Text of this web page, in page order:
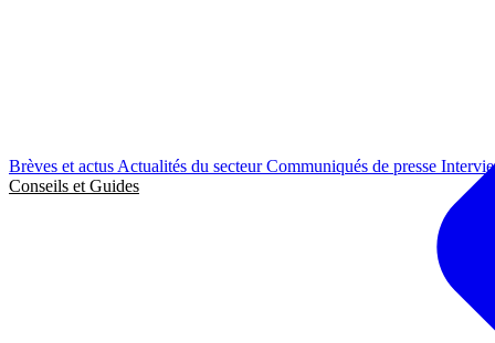
Brèves et actus Actualités du secteurCommuniqués de presse
Conseils et Guides